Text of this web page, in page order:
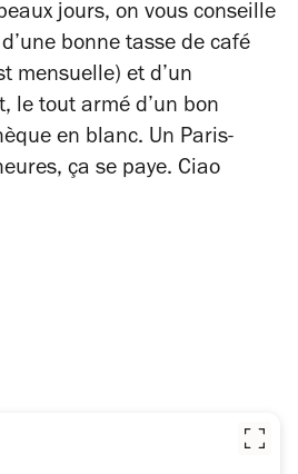
jours, on vous conseille
bonne tasse de café
mensuelle) et d’un
le tout armé d’un bon
en blanc. Un Paris-
ça se paye. Ciao